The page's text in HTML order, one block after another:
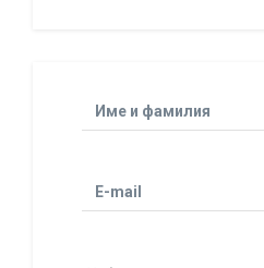
Име и фамилия
E-mail